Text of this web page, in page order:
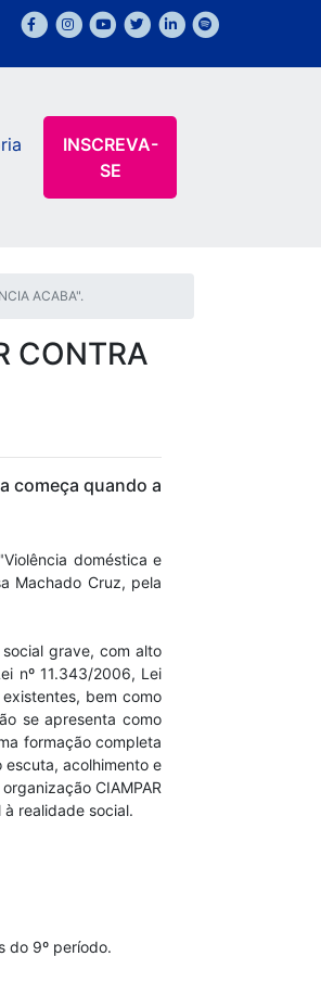
INSCREVA-
SE
ACABA".
CONTRA
começa quando a
doméstica e
Machado Cruz, pela
grave, com alto
nº 11.343/2006, Lei
bem como
se apresenta como
formação completa
acolhimento e
CIAMPAR
realidade social.
do 9º período.